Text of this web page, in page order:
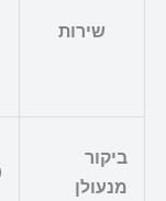
שירות
ביקור
מנעולן